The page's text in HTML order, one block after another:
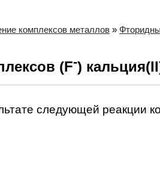
комплексов металлов »
(F-)
следующей реакции